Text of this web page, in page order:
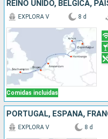
Comidas incluidas
EXPLORA V 8 d
EXPLORA V 8 d